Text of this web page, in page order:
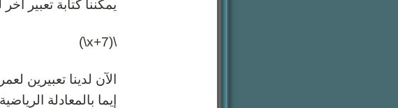
يمكننا كتابة تعبير
\(7+x\)
الآن لدينا تعبيرين
إيما بالمعادلة